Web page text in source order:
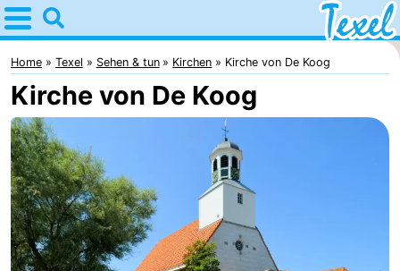
Home
Texel
Tipps
Für
kindern
Dorfer
-
Den
-
Home Texel Sehen & tun Kirchen Kirche von De Koog
Kirche von De Koog